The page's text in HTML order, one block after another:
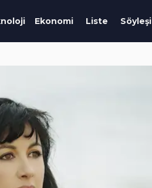
Ekonomi Liste Söyleşi